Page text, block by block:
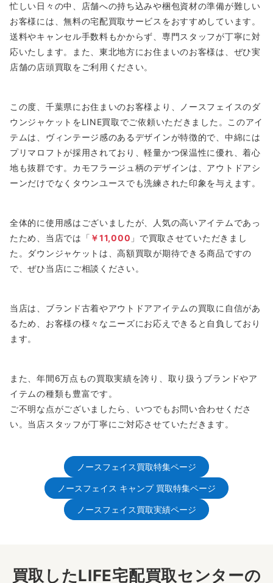
忙しい日々の中、店舗への持ち込みや梱包資材の準備が難しい
お客様には、無料の宅配買取サービスをおすすめしています。
送料やキャンセル手数料もかからず、専門スタッフが丁寧に対
応いたします。また、東北地方にお住まいのお客様は、ぜひ実
店舗の店頭買取をご利用ください。
この度、千葉県にお住まいのお客様より、ノースフェイスのダ
ウンジャケットをLINE買取でご依頼いただきました。このアイ
テムは、ヴィンテージ感のあるデザインが特徴的で、中綿には
プリマロフトが採用されており、軽量かつ保温性に優れ、着心
地も抜群です。カモフラージュ柄のデザインは、アウトドアシ
ーンだけでなくタウンユースでも洗練された印象を与えます。
全体的に使用感はございましたが、人気の高いアイテムであっ
たため、当店では「 ￥11,000 」で買取させていただきまし
た。ダウンジャケットは、高額買取が期待できる商品ですの
で、ぜひ当店にご相談ください。
当店は、ブランド古着やアウトドアアイテムの買取に自信があ
るため、お客様の様々なニーズにお応えできると自負しており
ます。
また、年間6万点もの買取実績を誇り、取り扱うブランドやア
イテムの種類も豊富です。
ご不明な点がございましたら、いつでもお問い合わせくださ
い。当店スタッフが丁寧にご対応させていただきます。
ノースフェイス買取特集ページ
ノースフェイス キャンプ 買取特集ページ
ノースフェイス買取実績ページ
買取したLIFE宅配買取センターの